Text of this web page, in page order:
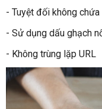
- Tuyệt đối không
- Sử dụng dấu ghạch
- Không trùng lặp URL